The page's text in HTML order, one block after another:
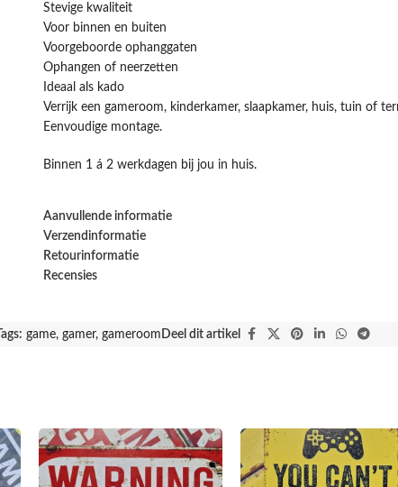
Stevige kwaliteit
Voor binnen en buiten
Voorgeboorde ophanggaten
Ophangen of neerzetten
Ideaal als kado
Verrijk een gameroom, kinderkamer, slaapkamer, huis, tuin of
Eenvoudige montage.
Binnen 1 á 2 werkdagen bij jou in huis.
Aanvullende informatie
Verzendinformatie
Retourinformatie
Recensies
Tags: game, gamer, gameroom Deel dit artikel